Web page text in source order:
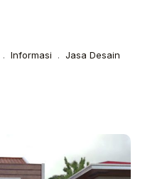
. Informasi . Jasa Desain